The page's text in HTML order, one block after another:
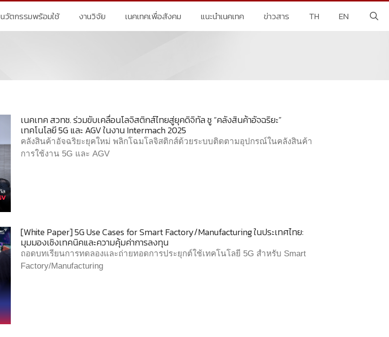
นวัตกรรมพร้อมใช้ งานวิจัย เนคเทคเพื่อสังคม แนะนำเนคเทค ข่าวสาร TH EN
เนคเทค สวทช. ร่วมขับเคลื่อนโลจิสติกส์ไทยสู่ยุคดิจิทัล ชู “คลังสินค้าอัจฉริยะ”
เทคโนโลยี 5G และ AGV ในงาน Intermach 2025
คลังสินค้าอัจฉริยะยุคใหม่ พลิกโฉมโลจิสติกส์ด้วยระบบติดตามอุปกรณ์ในคลังสินค้า
การใช้งาน 5G และ AGV
[White Paper] 5G Use Cases for Smart Factory/Manufacturing ในประเทศไทย:
มุมมองเชิงเทคนิคและความคุ้มค่าการลงทุน
ถอดบทเรียนการทดลองและถ่ายทอดการประยุกต์ใช้เทคโนโลยี 5G สำหรับ Smart
Factory/Manufacturing